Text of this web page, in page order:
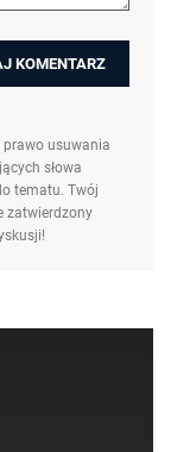
prawo usuwania
słowa
tematu. Twój
zatwierdzony